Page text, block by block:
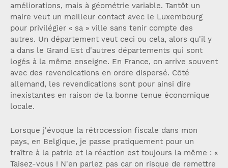
améliorations, mais à géométrie variable. Tantôt un
maire veut un meilleur contact avec le Luxembourg
pour privilégier « sa » ville sans tenir compte des
autres. Un département veut ceci ou cela, alors qu'il y
a dans le Grand Est d'autres départements qui sont
logés à la même enseigne. En France, on arrive souvent
avec des revendications en ordre dispersé. Côté
allemand, les revendications sont pour ainsi dire
inexistantes en raison de la bonne tenue économique
locale.
Lorsque j'évoque la rétrocession fiscale dans mon
pays, en Belgique, je passe pratiquement pour un
traître à la patrie et la réaction est toujours la même : «
Taisez-vous ! N'en parlez pas car on risque de remettre